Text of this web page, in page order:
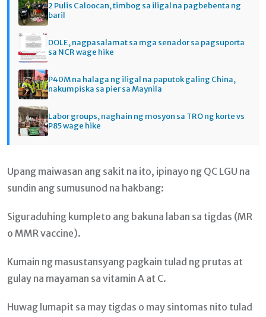
2 Pulis Caloocan, timbog sa iligal na pagbebenta ng
baril
DOLE, nagpasalamat sa mga senador sa pagsuporta
sa NCR wage hike
P40M na halaga ng iligal na paputok galing China,
nakumpiska sa pier sa Maynila
Labor groups, naghain ng mosyon sa TRO ng korte vs
P85 wage hike
Upang maiwasan ang sakit na ito, ipinayo ng QC LGU na
sundin ang sumusunod na hakbang:
Siguraduhing kumpleto ang bakuna laban sa tigdas (MR
o MMR vaccine).
Kumain ng masustansyang pagkain tulad ng prutas at
gulay na mayaman sa vitamin A at C.
Huwag lumapit sa may tigdas o may sintomas nito tulad